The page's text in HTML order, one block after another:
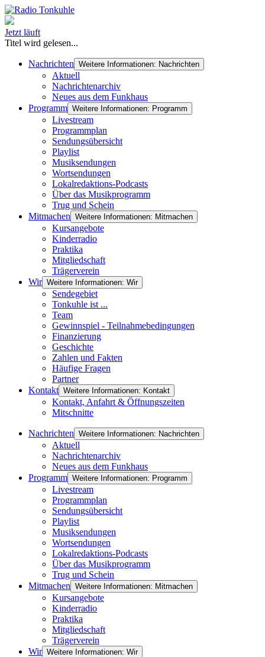
Jetzt läuft
Titel wird gelesen...
Nachrichten Weitere Informationen: Nachrichten
Aktuell
Nachrichtenarchiv
Neues aus dem Funkhaus
Programm Weitere Informationen: Programm
Livestream
Programmplan
Sendungsübersicht
Playlist
Musiksendungen
Wortsendungen
Lokalredaktions-Podcasts
Über das Musikprogramm
Trug und Schein
Mitmachen Weitere Informationen: Mitmachen
Kursangebote
Kinderradio
Praktika
Mitgliedschaft
Trägerverein
Wir Weitere Informationen: Wir
Sendegebiet
Tonkuhle ist ...
Team
Gewinnspiel - Teilnahmebedingungen
Finanzierung
Geschichte
Zahlen und Fakten
Häufige Fragen
Partner
Kontakt Weitere Informationen: Kontakt
Kontakt, Anfahrt & Öffnungszeiten
Mitschnitte
Nachrichten Weitere Informationen: Nachrichten
Aktuell
Nachrichtenarchiv
Neues aus dem Funkhaus
Programm Weitere Informationen: Programm
Livestream
Programmplan
Sendungsübersicht
Playlist
Musiksendungen
Wortsendungen
Lokalredaktions-Podcasts
Über das Musikprogramm
Trug und Schein
Mitmachen Weitere Informationen: Mitmachen
Kursangebote
Kinderradio
Praktika
Mitgliedschaft
Trägerverein
Wir Weitere Informationen: Wir